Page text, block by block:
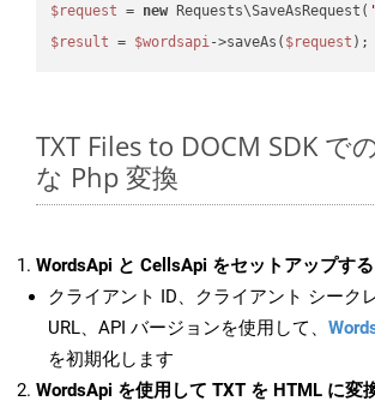
$request = new Requests\SaveAsRequest(
$result = $wordsapi->saveAs( $request
TXT Files to DOCM SDK で
な Php 変換
WordsApi と CellsApi をセットアップする
クライアント ID、クライアント シーク
URL、API バージョンを使用して、
を初期化します
WordsApi を使用して TXT を HTML に変